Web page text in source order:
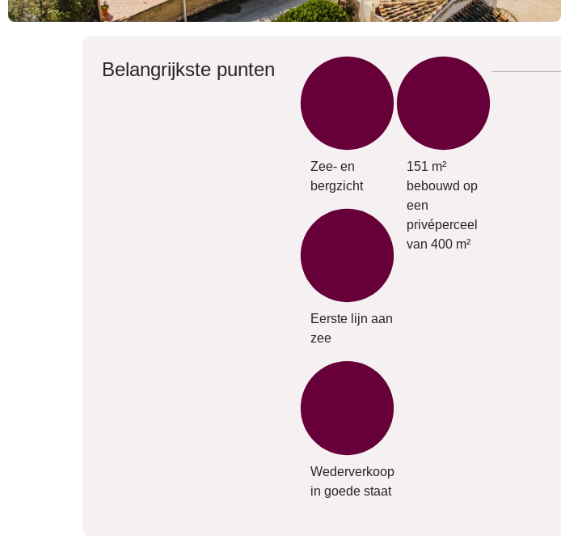
Belangrijkste punten
Zee- en
bergzicht
Eerste lijn aan
zee
Wederverkoop
in goede staat
151 m²
bebouwd op
een
privéperceel
van 400 m²